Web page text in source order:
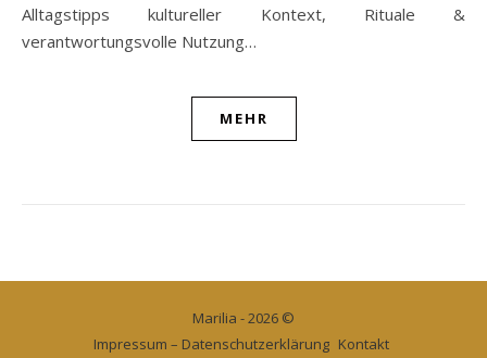
Alltagstipps kultureller Kontext, Rituale &
verantwortungsvolle Nutzung…
MEHR
Marilia - 2026 ©
Impressum – Datenschutzerklärung Kontakt